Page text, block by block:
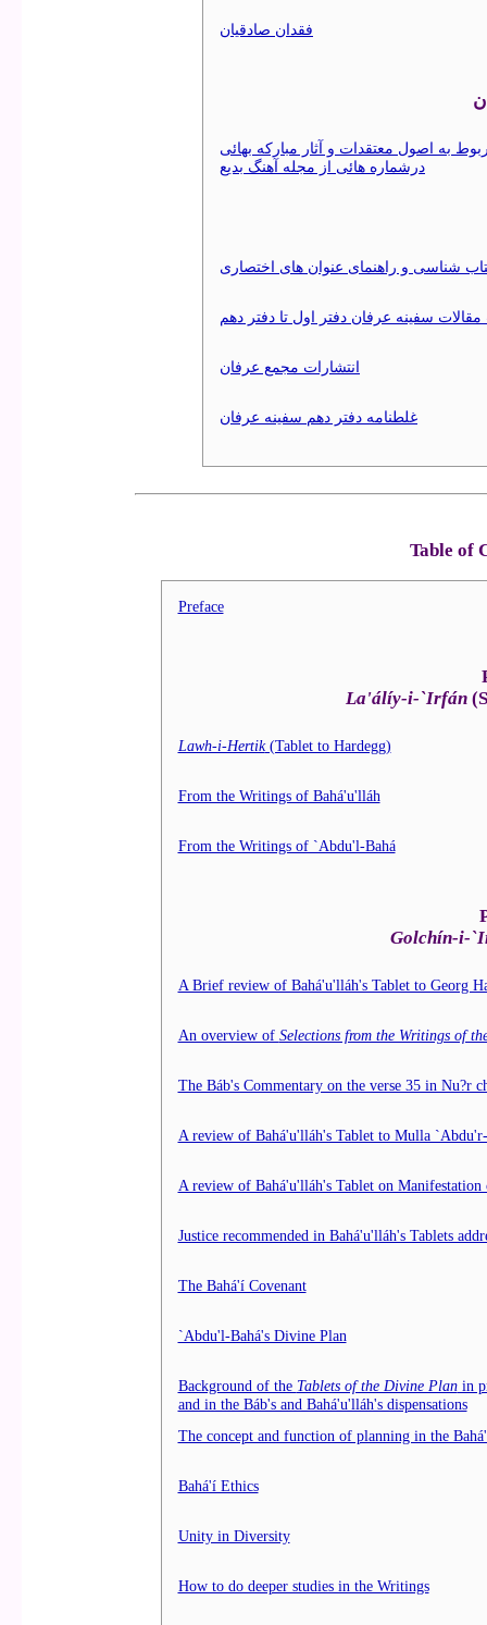
فقدان صادقيان
به اصول معتقدات و آثار مباركه بهائی
درشماره هائی از مجله آهنگ بديع
شناسی و راهنمای عنوان های اختصاری
سفينه عرفان دفتر اول تا دفتر دهم
انتشارات مجمع عرفان
غلطنامه دفتر دهم سفينه عرفان
Table of
Preface
La'álíy-i-`Irfán
Lawh-i-Hertik(Tablet to Hardegg)
From the Writings of Bahá'u'lláh
From the Writings of `Abdu'l-Bahá
Golchín-i-
A Brief review of Bahá'u'lláh's Tablet to Georg
An overview of Selections from the Writings of
The Báb's Commentary on the verse 35 in Nu?r
A review of Bahá'u'lláh's Tablet to Mulla `Abdu'r-
A review of Bahá'u'lláh's Tablet on Manifestation
Justice recommended in Bahá'u'lláh's Tablets
The Bahá'í Covenant
`Abdu'l-Bahá's Divine Plan
Background of the Tablets of the Divine Planin
and in the Báb's and Bahá'u'lláh's dispensations
The concept and function of planning in the
Bahá'í Ethics
Unity in Diversity
How to do deeper studies in the Writings